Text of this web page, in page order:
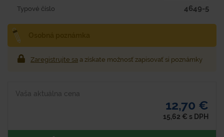
Typové číslo 4649-5
Zaregistrujte sa a získate možnosť zapisovať si poznámky
Vaša aktuálna cena
12,70 €
15,62 € s DPH